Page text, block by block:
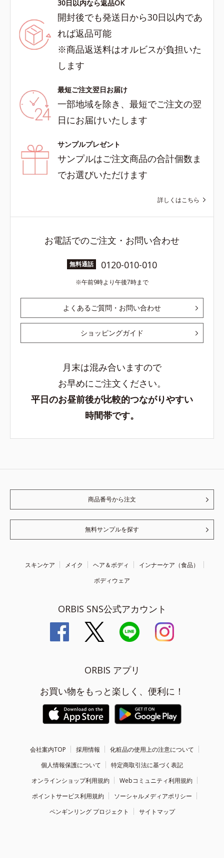
30日以内なら返品OK
開封後でも発送日から30日以内であ
れば返品可能
※商品返送料はオルビスが負担いた
します
最短ご注文翌日お届け
一部地域を除き、最短でご注文の翌
日にお届けいたします
サンプルプレゼント
サンプルはご注文商品の合計個数ま
でお選びいただけます
詳しくはこちら
お電話でのご注文・お問い合わせ
無料通話 0120-010-010
午前9時より午後7時まで
よくあるご質問・お問い合わせ
ショッピングガイド
月末は混み合いますので
お早めにご注文ください。
平日のお昼前後が比較的つながりやすい
時間帯です。
商品番号から注文
無料サンプルを探す
スキンケア メイク ヘア＆ボディ
インナーケア（食品）
ボディウェア
ORBIS SNS公式アカウント
ORBIS アプリ
お買い物をもっと楽しく、便利に！
会社案内TOP 採用情報
化粧品の使用上の注意について
個人情報保護について
特定商取引法に基づく表記
オンラインショップ利用規約
Webコミュニティ利用規約
ポイントサービス利用規約
ソーシャルメディアポリシー
ペンギンリング プロジェクト
サイトマップ